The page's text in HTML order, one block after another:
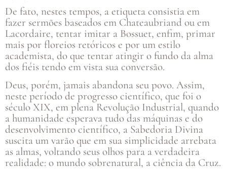
De fato, nestes tempos, a etiqueta consistia em
fazer sermões baseados em Chateaubriand ou em
Lacordaire, tentar imitar a Bossuet, enfim, primar
mais por floreios retóricos e por um estilo
academista, do que tentar atingir o fundo da alma
dos fiéis tendo em vista sua conversão.
Deus, porém, jamais abandona seu povo. Assim,
neste período de progresso científico, que foi o
século XIX, em plena Revolução Industrial, quando
a humanidade esperava tudo das máquinas e do
desenvolvimento científico, a Sabedoria Divina
suscita um varão que em sua simplicidade arrebata
as almas, voltando seus olhos para a verdadeira
realidade: o mundo sobrenatural, a ciência da Cruz.